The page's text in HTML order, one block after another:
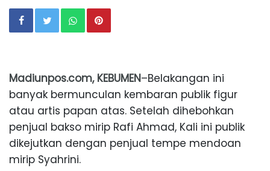
Madiunpos.com, KEBUMEN–Belakangan ini
banyak bermunculan kembaran publik figur
atau artis papan atas. Setelah dihebohkan
penjual bakso mirip Rafi Ahmad, Kali ini publik
dikejutkan dengan penjual tempe mendoan
mirip Syahrini.